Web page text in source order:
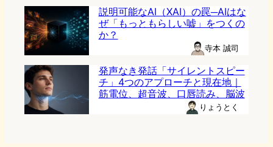
説明可能なAI（XAI）の罠─AIはな
ぜ「もっともらしい嘘」をつくの
か？
寺本 誠司
発声なき発話「サイレントスピー
チ」4つのアプローチと現在地｜
筋電位、超音波、口唇読み、脳波
りょうとく